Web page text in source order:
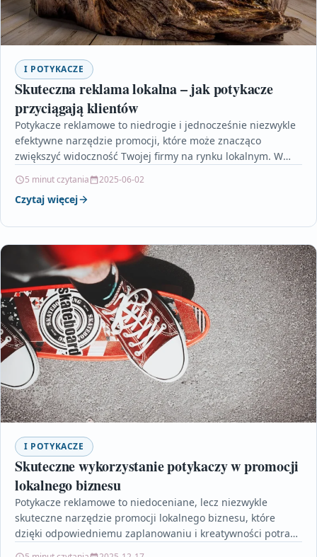
I POTYKACZE
Skuteczna reklama lokalna – jak potykacze
przyciągają klientów
Potykacze reklamowe to niedrogie i jednocześnie niezwykle
efektywne narzędzie promocji, które może znacząco
zwiększyć widoczność Twojej firmy na rynku lokalnym. W
5 minut czytania 2025-06-02
Czytaj więcej
I POTYKACZE
Skuteczne wykorzystanie potykaczy w promocji
lokalnego biznesu
Potykacze reklamowe to niedoceniane, lecz niezwykle
skuteczne narzędzie promocji lokalnego biznesu, które
dzięki odpowiedniemu zaplanowaniu i kreatywności potrafi